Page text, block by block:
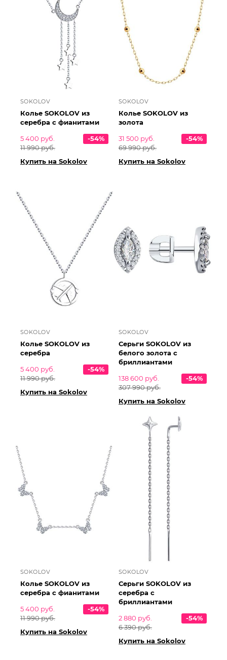
SOKOLOV
Колье SOKOLOV из
серебра с фианитами
5 400 руб.
11 990 руб.
-54%
Купить на Sokolov
SOKOLOV
Колье SOKOLOV из
золота
31 500 руб.
69 990 руб.
-54%
Купить на Sokolov
SOKOLOV
Колье SOKOLOV из
серебра
5 400 руб.
11 990 руб.
-54%
Купить на Sokolov
SOKOLOV
Серьги SOKOLOV из
белого золота с
бриллиантами
138 600 руб.
307 990 руб.
-54%
Купить на Sokolov
SOKOLOV
Колье SOKOLOV из
серебра с фианитами
5 400 руб.
11 990 руб.
-54%
Купить на Sokolov
SOKOLOV
Серьги SOKOLOV из
серебра с
бриллиантами
2 880 руб.
6 390 руб.
-54%
Купить на Sokolov